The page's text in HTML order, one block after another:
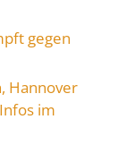
gegen
Hannover
im